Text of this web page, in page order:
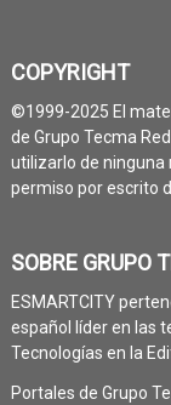
COPYRIGHT
©1999-2025 El
de Grupo Tecma
utilizarlo de ninguna
permiso por escrito
SOBRE GRUPO
ESMARTCITY
español líder en las
Tecnologías en la
Portales de Grupo